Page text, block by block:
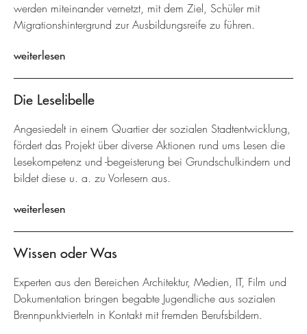
werden miteinander vernetzt, mit dem Ziel, Schüler mit
Migrationshintergrund zur Ausbildungsreife zu führen.
weiterlesen
Die Leselibelle
Angesiedelt in einem Quartier der sozialen Stadtentwicklung,
fördert das Projekt über diverse Aktionen rund ums Lesen die
Lesekompetenz und -begeisterung bei Grundschulkindern und
bildet diese u. a. zu Vorlesern aus.
weiterlesen
Wissen oder Was
Experten aus den Bereichen Architektur, Medien, IT, Film und
Dokumentation bringen begabte Jugendliche aus sozialen
Brennpunktvierteln in Kontakt mit fremden Berufsbildern.